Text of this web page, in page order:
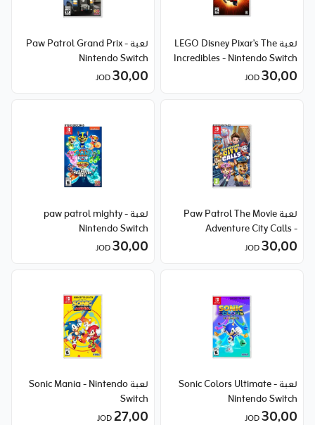
لعبة LEGO Disney Pixar's The
Incredibles - Nintendo Switch
30٫00
لعبة Paw Patrol Grand Prix -
Nintendo Switch
30٫00
لعبة Paw Patrol The Movie
Adventure City Calls -
Nintendo Switch
30٫00
لعبة paw patrol mighty -
Nintendo Switch
30٫00
لعبة Sonic Colors Ultimate -
Nintendo Switch
30٫00
لعبة Sonic Mania - Nintendo
Switch
27٫00